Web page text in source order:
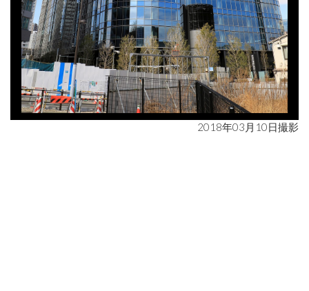
2018年03月10日撮影